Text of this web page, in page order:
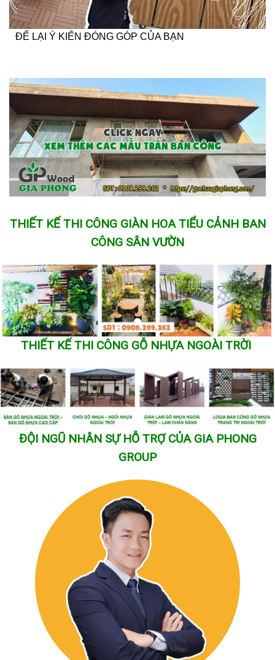
ĐỂ LẠI Ý KIẾN ĐÓNG GÓP CỦA BẠN
THIẾT KẾ THI CÔNG GIÀN HOA TIỂU CẢNH BAN
CÔNG SÂN VƯỜN
THIẾT KẾ THI CÔNG GỖ NHỰA NGOÀI TRỜI
ĐỘI NGŨ NHÂN SỰ HỖ TRỢ CỦA GIA PHONG
GROUP